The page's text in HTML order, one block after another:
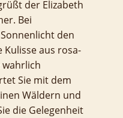
der Elizabeth
Bei
den
aus rosa-
wahrlich
Sie mit dem
Wäldern und
die Gelegenheit